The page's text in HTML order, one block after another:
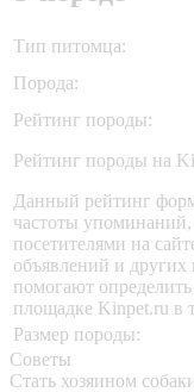
Тип питомца:
Порода:
Рейтинг породы:
Рейтинг породы на
Данный рейтинг
частоты
посетителями на
объявлений и других
помогают
площадке Kinpet.ru в
Размер породы:
Советы
Стать хозяином